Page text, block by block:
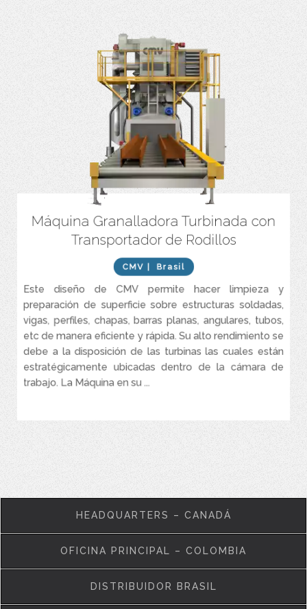
Máquina Granalladora Turbinada con
Transportador de Rodillos
CMV | Brasil
Este diseño de CMV permite hacer limpieza y
preparación de superficie sobre estructuras soldadas,
vigas, perfiles, chapas, barras planas, angulares, tubos,
etc de manera eficiente y rápida. Su alto rendimiento se
debe a la disposición de las turbinas las cuales están
estratégicamente ubicadas dentro de la cámara de
trabajo. La Máquina en su ...
Alta productividad (mayor eficiencia energética que equipos
similares) debido a las turbinas de alto desempeño.
consumo de abrasivo y el desgaste del equipo.
Menor costo operacional (Mínimo gasto de mantenimiento).
Exclusivo sistema de extracción con menor costo operacional.
HEADQUARTERS – CANADÁ
OFICINA PRINCIPAL – COLOMBIA
DISTRIBUIDOR BRASIL